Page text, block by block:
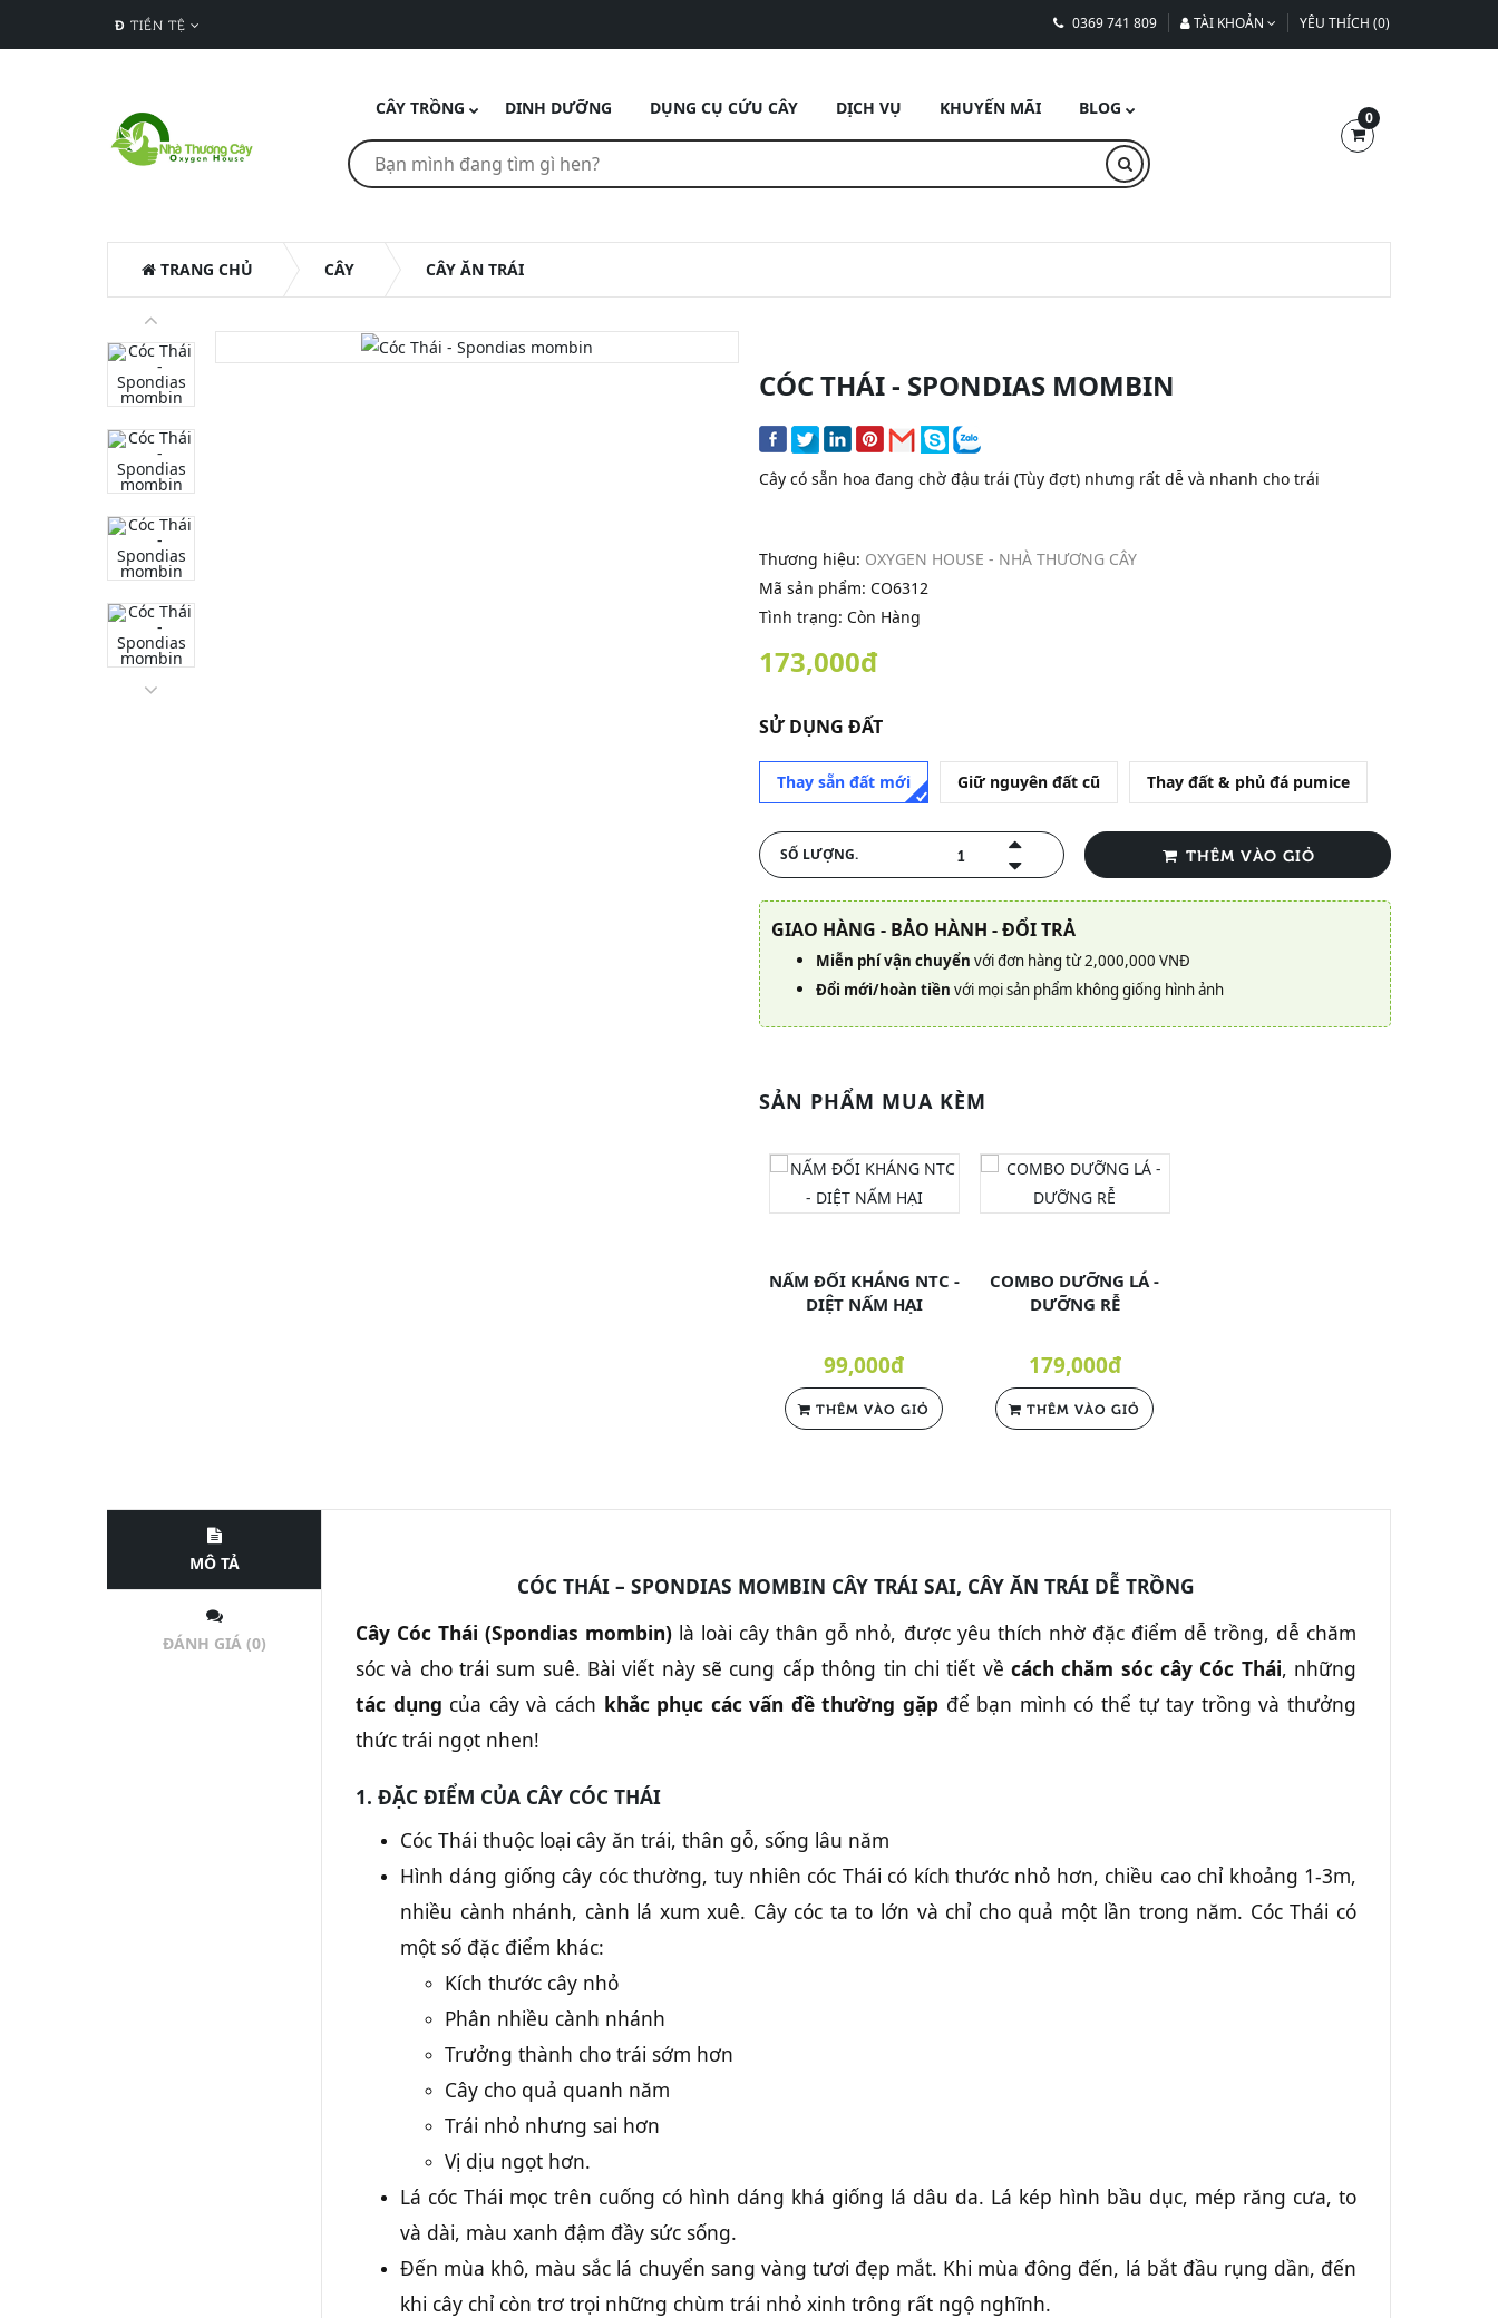
Đ TIỀN TỆ 0369 741 809 TÀI KHOẢN YÊU THÍCH (0)
CÂY TRỒNG DINH DƯỠNG DỤNG CỤ CỨU CÂY DỊCH VỤ KHUYẾN MÃI BLOG 0
TRANG CHỦ CÂY CÂY ĂN TRÁI
CÓC THÁI - SPONDIAS MOMBIN
Cây có sẵn hoa đang chờ đậu trái (Tùy đợt) nhưng rất dễ và nhanh cho trái
Thương hiệu: OXYGEN HOUSE - NHÀ THƯƠNG CÂY
Mã sản phẩm: CO6312
Tình trạng: Còn Hàng
173,000đ
SỬ DỤNG ĐẤT
Thay sẵn đất mới Giữ nguyên đất cũ Thay đất & phủ đá pumice
SỐ LƯỢNG. THÊM VÀO GIỎ
GIAO HÀNG - BẢO HÀNH - ĐỔI TRẢ
Miễn phí vận chuyển với đơn hàng từ 2,000,000 VNĐ
Đổi mới/hoàn tiền với mọi sản phẩm không giống hình ảnh
SẢN PHẨM MUA KÈM
NẤM ĐỐI KHÁNG NTC -
DIỆT NẤM HẠI
99,000đ
THÊM VÀO GIỎ
COMBO DƯỠNG LÁ -
DƯỠNG RỄ
179,000đ
THÊM VÀO GIỎ
MÔ TẢ
ĐÁNH GIÁ (0)
CÓC THÁI – SPONDIAS MOMBIN CÂY TRÁI SAI, CÂY ĂN TRÁI DỄ TRỒNG
Cây Cóc Thái (Spondias mombin) là loài cây thân gỗ nhỏ, được yêu thích nhờ đặc điểm dễ trồng, dễ chăm
sóc và cho trái sum suê. Bài viết này sẽ cung cấp thông tin chi tiết về cách chăm sóc cây Cóc Thái, những
tác dụng của cây và cách khắc phục các vấn đề thường gặp để bạn mình có thể tự tay trồng và thưởng
thức trái ngọt nhen!
1. ĐẶC ĐIỂM CỦA CÂY CÓC THÁI
Cóc Thái thuộc loại cây ăn trái, thân gỗ, sống lâu năm
Hình dáng giống cây cóc thường, tuy nhiên cóc Thái có kích thước nhỏ hơn, chiều cao chỉ khoảng 1-3m,
nhiều cành nhánh, cành lá xum xuê. Cây cóc ta to lớn và chỉ cho quả một lần trong năm. Cóc Thái có
một số đặc điểm khác:
Kích thước cây nhỏ
Phân nhiều cành nhánh
Trưởng thành cho trái sớm hơn
Cây cho quả quanh năm
Trái nhỏ nhưng sai hơn
Vị dịu ngọt hơn.
Lá cóc Thái mọc trên cuống có hình dáng khá giống lá dâu da. Lá kép hình bầu dục, mép răng cưa, to
và dài, màu xanh đậm đầy sức sống.
Đến mùa khô, màu sắc lá chuyển sang vàng tươi đẹp mắt. Khi mùa đông đến, lá bắt đầu rụng dần, đến
khi cây chỉ còn trơ trọi những chùm trái nhỏ xinh trông rất ngộ nghĩnh.